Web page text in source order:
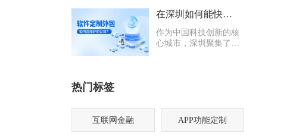
体。不少企业在开发电
个两难困境：电商APP
开发是否要多做营销功
在深圳如何能快速找到一家优质的软件定制外包公司
作为中国科技创新的核
心城市，深圳聚集了海
司时，常常陷入“选择
热门标签
互联网金融 APP功能定制